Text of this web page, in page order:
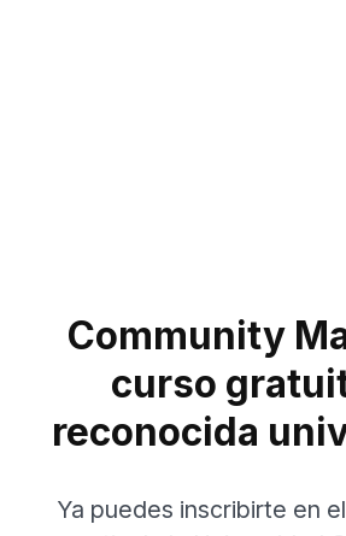
Community
curso
reconocida
Ya puedes inscribirte en